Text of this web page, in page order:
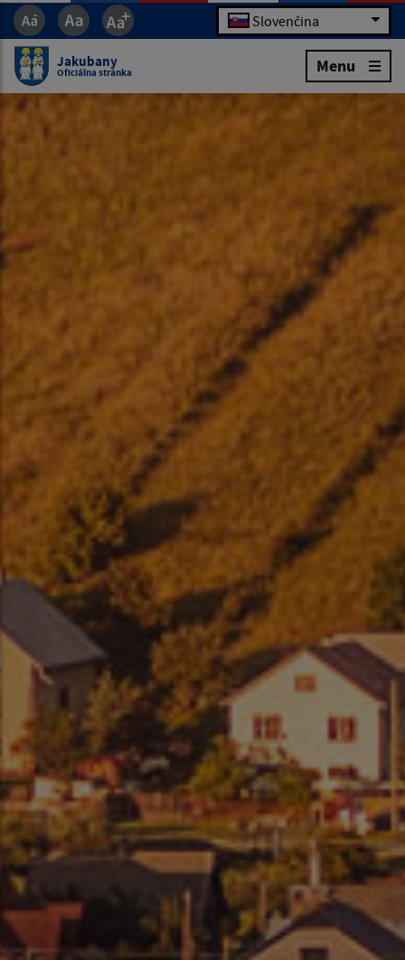
Slovenčina
Jakubany
Oficiálna stránka Menu